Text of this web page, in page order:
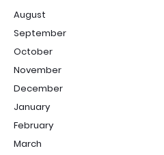
August
September
October
November
December
January
February
March